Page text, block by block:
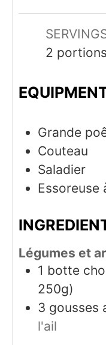
2 portions
Grande
Couteau
Saladier
Essoreuse
Légumes et
1 botte
250g)
3 gousses
l'ail